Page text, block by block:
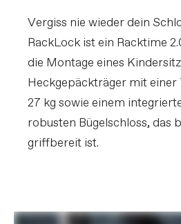
Vergiss nie wieder dein
RackLock ist ein Racktime
die Montage eines
Heckgepäckträger mit einer
27 kg sowie einem
robusten Bügelschloss, das
griffbereit ist.